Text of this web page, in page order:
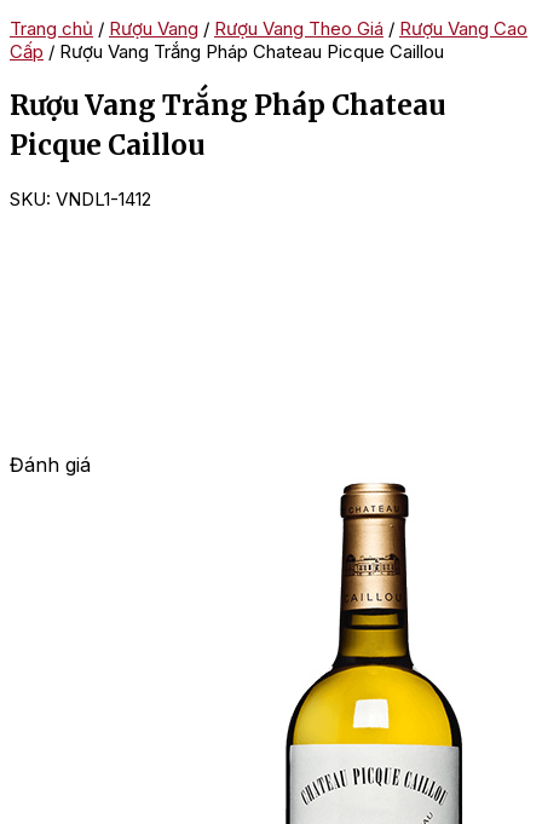
Trang chủ / Rượu Vang / Rượu Vang Theo Giá / Rượu Vang Cao
Cấp / Rượu Vang Trắng Pháp Chateau Picque Caillou
Rượu Vang Trắng Pháp Chateau
Picque Caillou
SKU: VNDL1-1412
Đánh giá